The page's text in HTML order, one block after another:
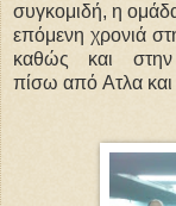
συγκομιδή, η
επόμενη χρονιά
καθώς και
πίσω από Ατλα